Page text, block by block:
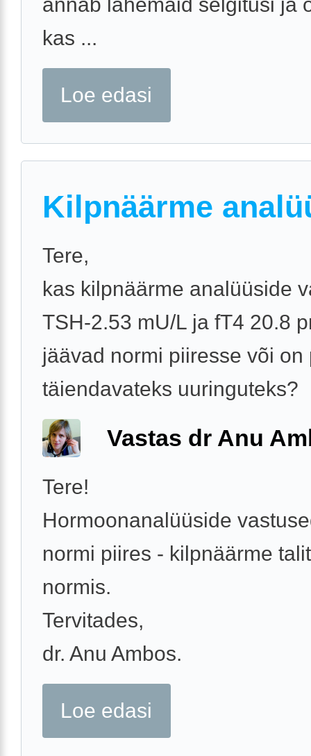
kas ...
Loe edasi
Kilpnäärme
Tere,
kas kilpnäärme analüüside
TSH-2.53 mU/L ja fT4 20.8
jäävad normi piiresse või on
täiendavateks uuringuteks?
Vastas dr Anu
Tere!
Hormoonanalüüside
normi piires - kilpnäärme
normis.
Tervitades,
dr. Anu Ambos.
Loe edasi